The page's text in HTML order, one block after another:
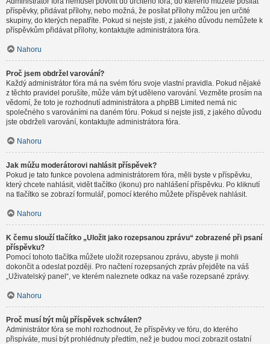
příspěvky, přidávat přílohy, nebo možná, že posílat přílohy můžou jen určité
skupiny, do kterých nepatříte. Pokud si nejste jisti, z jakého důvodu nemůžete k
příspěvkům přidávat přílohy, kontaktujte administrátora fóra.
Nahoru
Proč jsem obdržel varování?
Každý administrátor fóra má na svém fóru svoje vlastní pravidla. Pokud nějaké
z těchto pravidel porušíte, může vám být uděleno varování. Vezměte prosím na
vědomí, že toto je rozhodnutí administrátora a phpBB Limited nemá nic
společného s varováními na daném fóru. Pokud si nejste jisti, z jakého důvodu
jste obdrželi varování, kontaktujte administrátora fóra.
Nahoru
Jak můžu moderátorovi nahlásit příspěvek?
Pokud je tato funkce povolena administrátorem fóra, měli byste v příspěvku,
který chcete nahlásit, vidět tlačítko (ikonu) pro nahlášení příspěvku. Po kliknutí
na tlačítko se zobrazí formulář, pomocí kterého můžete příspěvek nahlásit.
Nahoru
K čemu slouží tlačítko „Uložit jako rozepsanou zprávu“ zobrazené při psaní
příspěvku?
Pomocí tohoto tlačítka můžete uložit rozepsanou zprávu, abyste ji mohli
dokončit a odeslat později. Pro načtení rozepsaných zpráv přejděte na váš
„Uživatelský panel“, ve kterém naleznete odkaz na vaše rozepsané zprávy.
Nahoru
Proč musí být můj příspěvek schválen?
Administrátor fóra se mohl rozhodnout, že příspěvky ve fóru, do kterého
přispíváte, musí být prohlédnuty předtím, než je budou moci zobrazit ostatní